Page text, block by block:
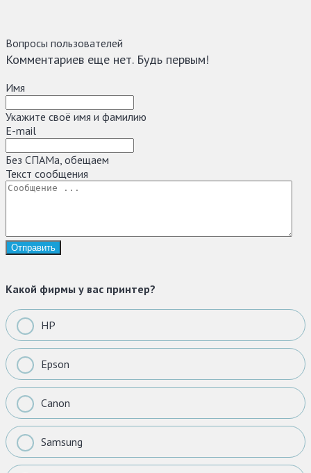
Вопросы пользователей
Комментариев еще нет. Будь первым!
Имя
Укажите своё имя и фамилию
E-mail
Без СПАМа, обещаем
Текст сообщения
Какой фирмы у вас принтер?
HP
Epson
Canon
Samsung